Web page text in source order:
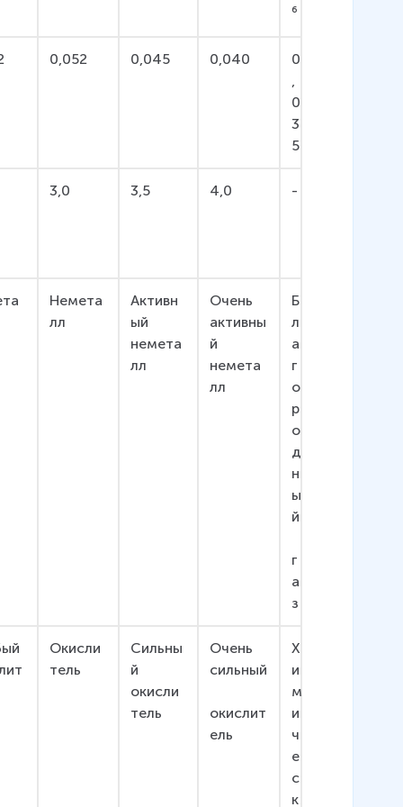
⁶
0,052 0,045 0,040
0
,
0
3
5
3,0 3,5 4,0 -
Немета
лл
Активн
ый
немета
лл
Очень
активны
й
немета
лл
Б
л
а
г
о
р
о
д
н
ы
й
г
а
з
Окисли
тель
Сильны
й
окисли
тель
Очень
сильный
окислит
ель
Х
и
м
и
ч
е
с
к